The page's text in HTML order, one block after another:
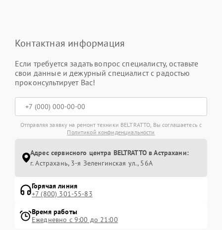
Контактная информация
Если требуется задать вопрос специалисту, оставьте
свои данные и дежурный специалист с радостью
проконсультирует Вас!
Отправляя заявку на ремонт техники BELTRATTO, Вы соглашаетесь с
Политикой конфиденциальности
Адрес сервисного центра BELTRATTO в Астрахани:
г. Астрахань, 3-я Зеленгинская ул., 56А
Горячая линия
+7 (800) 301-55-83
Время работы
Ежедневно с 9:00 до 21:00